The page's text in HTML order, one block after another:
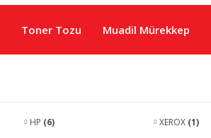
Toner Tozu Muadil Mürekkep
HP (6) XEROX (1)